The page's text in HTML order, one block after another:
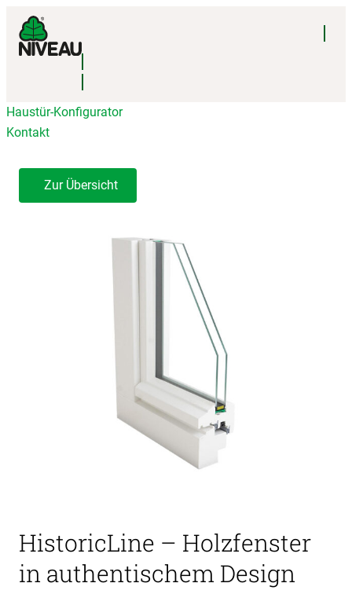
Haustür-Konfigurator
Kontakt
Zur Übersicht
HistoricLine – Holzfenster
in authentischem Design